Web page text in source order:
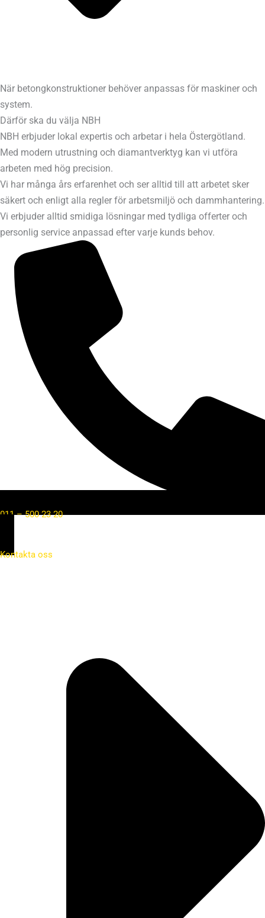
När betongkonstruktioner behöver anpassas för maskiner och
system.
Därför ska du välja NBH
NBH erbjuder lokal expertis och arbetar i hela Östergötland.
Med modern utrustning och diamantverktyg kan vi utföra
arbeten med hög precision.
Vi har många års erfarenhet och ser alltid till att arbetet sker
säkert och enligt alla regler för arbetsmiljö och dammhantering.
Vi erbjuder alltid smidiga lösningar med tydliga offerter och
personlig service anpassad efter varje kunds behov.
011 – 500 23 20
Kontakta oss